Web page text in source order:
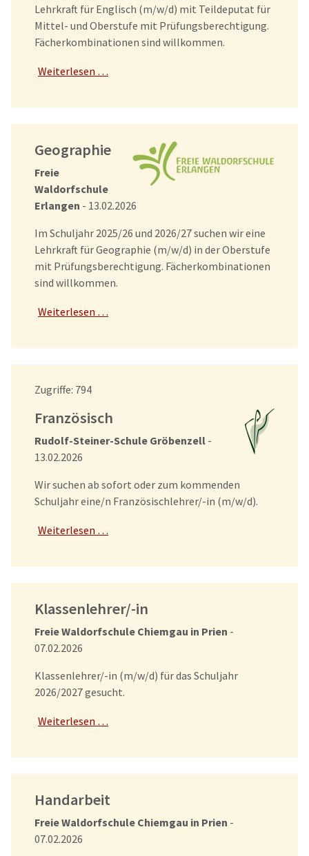
Lehrkraft für Englisch (m/w/d) mit Teildeputat für
Mittel- und Oberstufe mit Prüfungsberechtigung.
Fächerkombinationen sind willkommen.
Weiterlesen …
Geographie
Freie
Waldorfschule
Erlangen - 13.02.2026
Im Schuljahr 2025/26 und 2026/27 suchen wir eine
Lehrkraft für Geographie (m/w/d) in der Oberstufe
mit Prüfungsberechtigung. Fächerkombinationen
sind willkommen.
Weiterlesen …
Details
Zugriffe: 794
Französisch
Rudolf-Steiner-Schule Gröbenzell -
13.02.2026
Wir suchen ab sofort oder zum kommenden
Schuljahr eine/n Französischlehrer/-in (m/w/d).
Weiterlesen …
Klassenlehrer/-in
Freie Waldorfschule Chiemgau in Prien -
07.02.2026
Klassenlehrer/-in (m/w/d) für das Schuljahr
2026/2027 gesucht.
Weiterlesen …
Handarbeit
Freie Waldorfschule Chiemgau in Prien -
07.02.2026